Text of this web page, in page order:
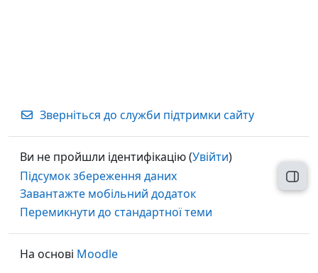
Зверніться до служби підтримки сайту
Ви не пройшли ідентифікацію (Увійти)
Підсумок збереження даних
Завантажте мобільний додаток
Перемикнути до стандартної теми
На основі Moodle